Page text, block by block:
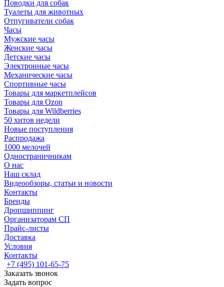
Поводки для собак
Туалеты для животных
Отпугиватели собак
Часы
Мужские часы
Женские часы
Детские часы
Электронные часы
Механические часы
Спортивные часы
Товары для маркетплейсов
Товары для Ozon
Товары для Wildberries
50 хитов недели
Новые поступления
Распродажа
1000 мелочей
Одностраничникам
О нас
Наш склад
Видеообзоры, статьи и новости
Контакты
Бренды
Дропшиппинг
Организаторам СП
Прайс-листы
Доставка
Условия
Контакты
+7 (495) 101-65-75
Заказать звонок
Задать вопрос